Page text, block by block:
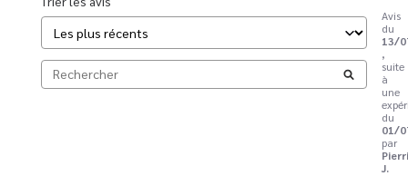
Avis
du
13/
,
suite
à
une
du
01/
par
J.